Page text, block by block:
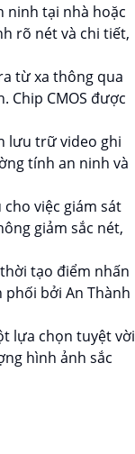
ninh tại nhà hoặc
rõ nét và chi tiết,
từ xa thông qua
Chip CMOS được
lưu trữ video ghi
tính an ninh và
việc giám sát
giảm sắc nét,
tạo điểm nhấn
phối bởi An Thành
lựa chọn tuyệt vời
hình ảnh sắc